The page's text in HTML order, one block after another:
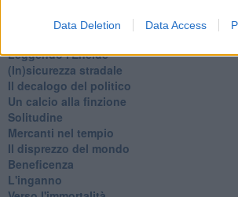
Data Deletion Data Access
Il giorno dei saldi
Leggendo l'Eneide
​(In)sicurezza stradale
Il decalogo del politico
Un calcio alla finzione
Solitudine
Mercanti nel tempio
Il disprezzo del mondo
Beneficenza
L'inganno